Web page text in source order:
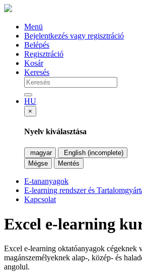
Menü
Bejelentkezés vagy regisztráció
Belépés
Regisztráció
Kosár
Keresés
HU
×
Nyelv kiválasztása
magyar
English (incomplete)
Mégse
Mentés
E-tananyagok
E-learning rendszer és
Kapcsolat
Excel e-learning
Excel e-learning oktatóanyagok cégeknek
magánszemélyeknek alap-, közép- és
angolul.